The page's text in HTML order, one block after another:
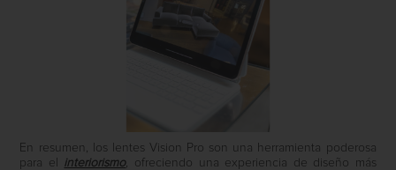
En resumen, los lentes Vision Pro son una herramienta poderosa
para el interiorismo, ofreciendo una experiencia de diseño más